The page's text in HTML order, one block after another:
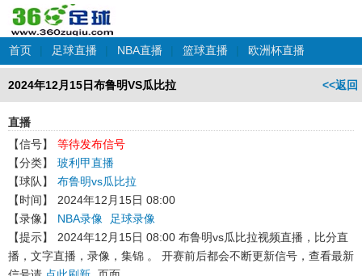
首页 | 足球直播 | NBA直播 | 篮球直播 | 欧洲杯直播
<<返回
2024年12月15日布鲁明VS瓜比拉
直播
【信号】
等待发布信号
【分类】
玻利甲直播
【球队】
布鲁明vs瓜比拉
【时间】
2024年12月15日 08:00
【录像】
NBA录像
足球录像
【提示】
2024年12月15日 08:00 布鲁明vs瓜比拉视频直播，比分直
播，文字直播，录像，集锦 。 开赛前后都会不断更新信号，查看最新